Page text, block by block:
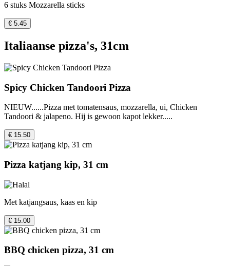
6 stuks Mozzarella sticks
€ 5.45
Italiaanse pizza's, 31cm
Spicy Chicken Tandoori Pizza
NIEUW......Pizza met tomatensaus, mozzarella, ui, Chicken
Tandoori & jalapeno. Hij is gewoon kapot lekker.....
€ 15.50
Pizza katjang kip, 31 cm
Met katjangsaus, kaas en kip
€ 15.00
BBQ chicken pizza, 31 cm